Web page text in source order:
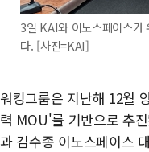
3일 KAI와 이노스페이스가
다. [사진=KAI]
워킹그룹은 지난해 12월
력 MOU'를 기반으로 추
과 김수종 이노스페이스